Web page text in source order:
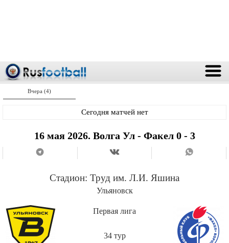
Вчера (4)
Сегодня матчей нет
16 мая 2026. Волга Ул - Факел 0 - 3
Стадион: Труд им. Л.И. Яшина
Ульяновск
Первая лига
34 тур